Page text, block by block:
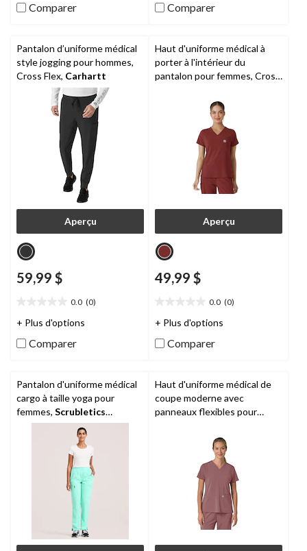
5. Comparer
5. Comparer
Pantalon d’uniforme médical
style jogging pour hommes,
Cross Flex, Carhartt
Aperçu
59,99 $
0.0 (0)
étoile(s)
5.
+ Plus d'options
Comparer
Haut d'uniforme médical à
porter à l'intérieur du
pantalon pour femmes, Cross
Aperçu
49,99 $
0.0 (0)
étoile(s)
5.
+ Plus d'options
Comparer
Pantalon d'uniforme médical
cargo à taille yoga pour
femmes, Scrubletics
Performance
Haut d'uniforme médical de
coupe moderne avec
panneaux flexibles pour